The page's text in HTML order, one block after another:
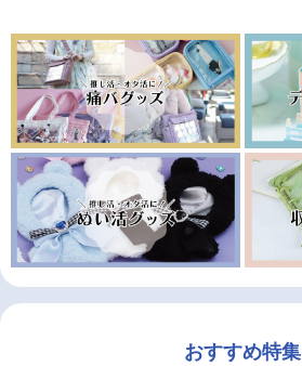
おすすめ特集